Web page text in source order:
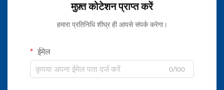
मुफ़्त कोटेशन प्राप्त करें
हमारा प्रतिनिधि शीघ्र ही आपसे संपर्क करेगा।
ईमेल
0/100